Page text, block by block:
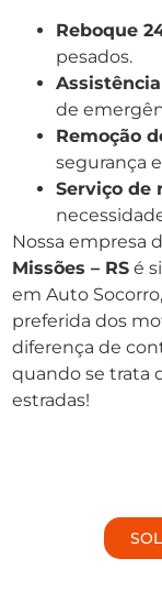
Reboque
pesados.
de
Remoção
segurança
Serviço de
Nossa empresa
Missões – RS é
em Auto
preferida dos
diferença de
quando se trata
estradas!